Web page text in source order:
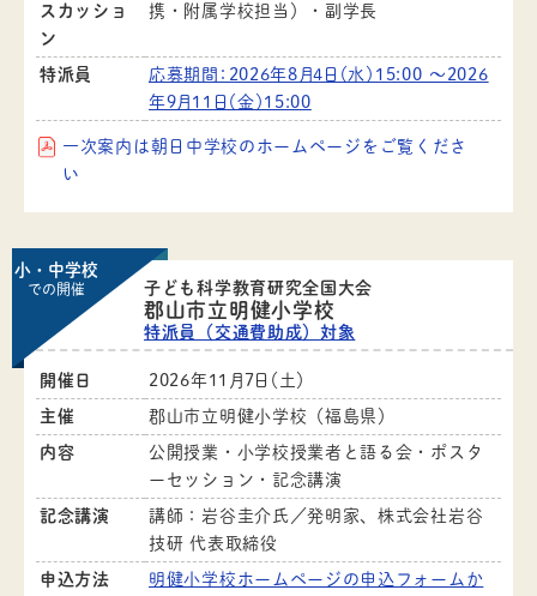
スカッショ
ン
携・附属学校担当）・副学長
特派員
応募期間：2026年8月4日（水）15:00 ～2026
年9月11日（金）15:00
一次案内は朝日中学校のホームページをご覧くださ
い
小・中学校
での開催 子ども科学教育研究全国大会
郡山市立明健小学校
特派員（交通費助成）対象
開催日 2026年11月7日（土）
主催 郡山市立明健小学校（福島県）
内容
公開授業・小学校授業者と語る会・ポスタ
ーセッション・記念講演
記念講演
講師：岩谷圭介氏／発明家、株式会社岩谷
技研 代表取締役
申込方法
明健小学校ホームページの申込フォームか